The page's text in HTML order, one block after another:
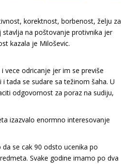
korektnost, borbenost, želju za
na poštovanje protivnika jer
kazala je Miloševic.
vece odricanje jer im se previše
tada se sudare sa težinom šaha. U
odgovornost za poraz na sudiju,
izazvalo enormno interesovanje
se cak 90 odsto ucenika po
Svake godine imamo po dva